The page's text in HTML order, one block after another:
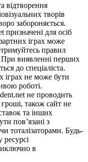
відтворення
творів
забороняється.
призначені для осіб
іграх може
правил
При виявленні перших
до спеціаліста.
іграх не може бути
роботі.
не проводить
гроші, також сайт не
та інших
пов’язані з
тоталізаторами. Будь-
ресурсі
в